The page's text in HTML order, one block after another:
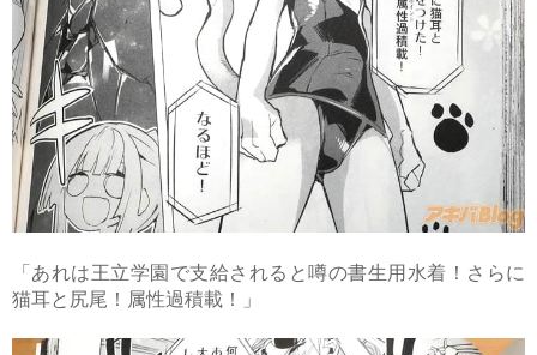
「あれは王立学園で支給されると噂の書生用水着！さらに
猫耳と尻尾！属性過積載！」